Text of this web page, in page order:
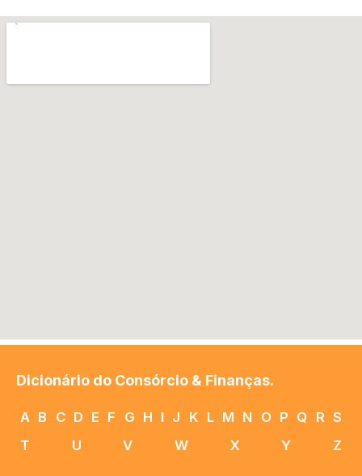
Dicionário do Consórcio & Finanças.
A B C D E F G H I J K L M N O P Q R S
T
U V W X Y Z